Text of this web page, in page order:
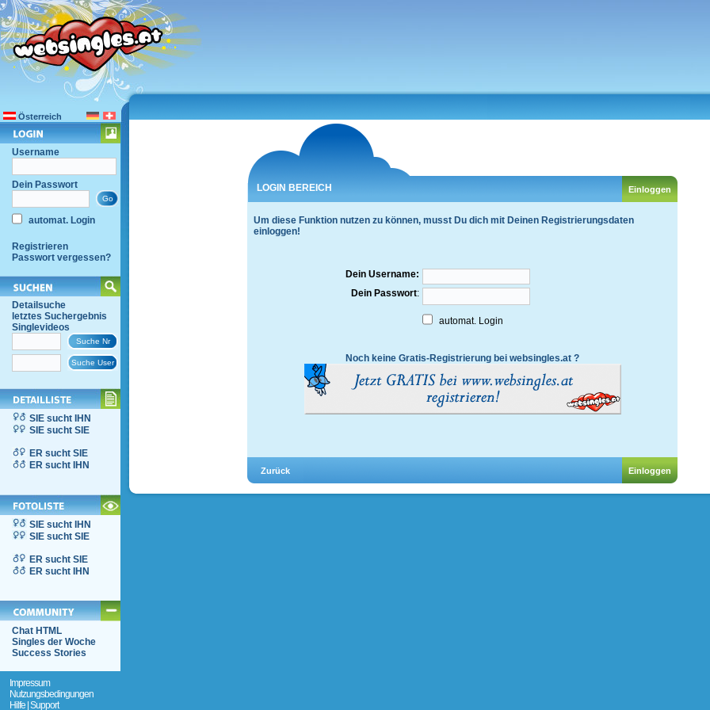
Österreich
Username
Dein Passwort
automat. Login
Registrieren
Passwort vergessen?
Detailsuche
letztes Suchergebnis
Singlevideos
SIE sucht IHN
SIE sucht SIE
ER sucht SIE
ER sucht IHN
SIE sucht IHN
SIE sucht SIE
ER sucht SIE
ER sucht IHN
Chat HTML
Singles der Woche
Success Stories
Impressum
Nutzungsbedingungen
Hilfe | Support
LOGIN BEREICH
Um diese Funktion nutzen zu können, musst Du dich mit Deinen Registrierungsdaten
einloggen!
Dein Username:
Dein Passwort:
automat. Login
Noch keine Gratis-Registrierung bei websingles.at ?